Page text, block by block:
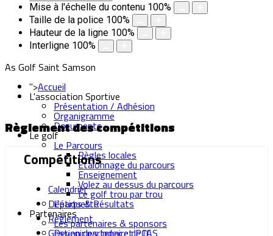
Mise à l'échelle du contenu 100%
Taille de la police 100%
Hauteur de la ligne 100%
Interligne 100%
As Golf Saint Samson
">Accueil
L'association Sportive
Présentation / Adhésion
Organigramme
Documents
Le golf
Le Parcours
Règles locales
Etalonnage du parcours
Enseignement
Volez au dessus du parcours
Le golf trou par trou
L'étiquette
Partenaires
Les partenaires & sponsors
Devenir partenaire de l'AS
Règlement des compétitions
Compétitions
Calendrier
Départs & Résultats
Règlement
Gestion des Index et PCC